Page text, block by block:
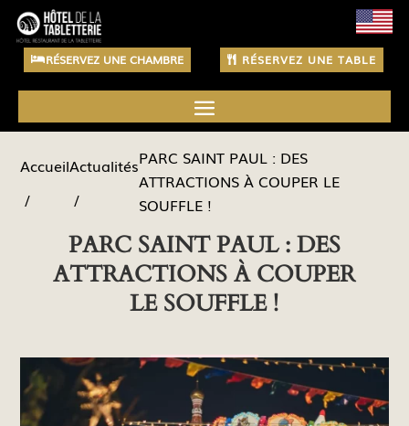
RÉSERVEZ UNE CHAMBRE RÉSERVEZ UNE TABLE
AccueilActualitésPARC SAINT PAUL : DES
ATTRACTIONS À COUPER LE
SOUFFLE !
PARC SAINT PAUL : DES
ATTRACTIONS À COUPER
LE SOUFFLE !